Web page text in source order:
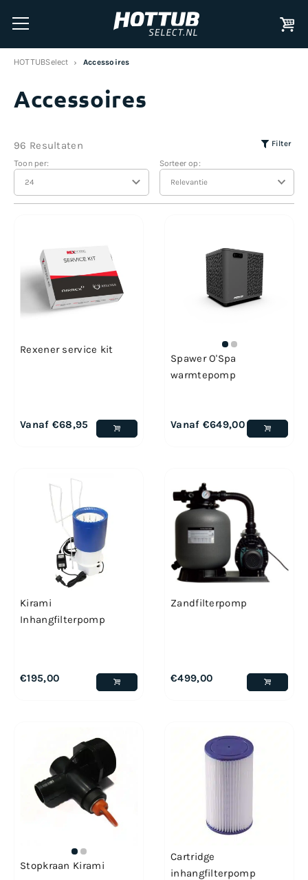
HOTTUBSelect Accessoires
Accessoires
96 Resultaten Filter
Toon per: Sorteer op:
Rexener service kit
Vanaf €68,95
Spawer O'Spa
warmtepomp
Vanaf €649,00
Kirami
Inhangfilterpomp
€195,00
Zandfilterpomp
€499,00
Stopkraan Kirami
Cartridge
inhangfilterpomp